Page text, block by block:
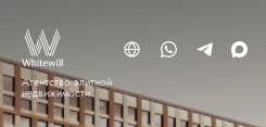
Агентство элитной
недвижимости